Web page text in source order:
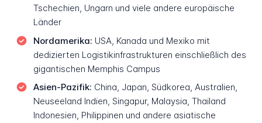
Tschechien, Ungarn und viele andere europäische
Länder
Nordamerika: USA, Kanada und Mexiko mit
dedizierten Logistikinfrastrukturen einschließlich des
gigantischen Memphis Campus
Asien-Pazifik: China, Japan, Südkorea, Australien,
Neuseeland Indien, Singapur, Malaysia, Thailand
Indonesien, Philippinen und andere asiatische